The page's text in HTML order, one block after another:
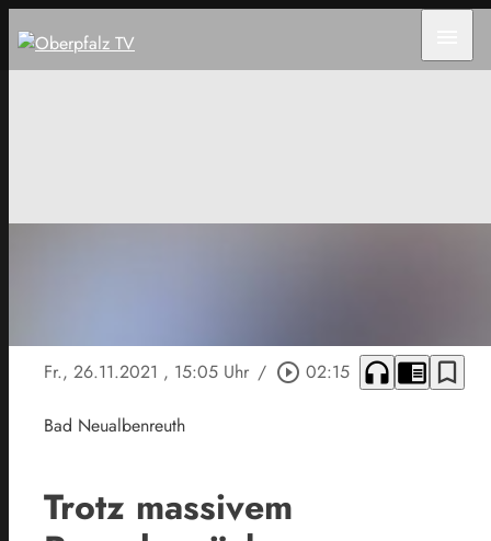
Fr., 26.11.2021 , 15:05 Uhr / play_circle_outline 02:15 headphones chrome_reader_mode bookmark_border
Bad Neualbenreuth
Trotz massivem